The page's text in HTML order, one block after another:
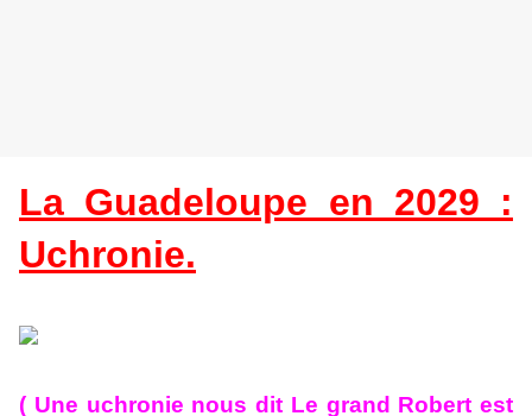
La Guadeloupe en 2029 :
Uchronie.
( Une uchronie nous dit Le grand Robert est